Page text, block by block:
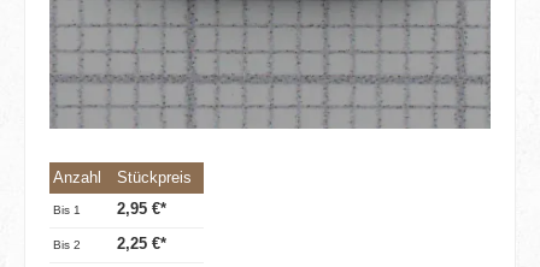
Anzahl Stückpreis
Bis 1 2,95 €*
Bis2 2,25 €*